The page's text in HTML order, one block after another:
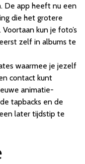
De app heeft nu een
die het grotere
kun je foto’s
zelf in albums te
waarmee je jezelf
contact kunt
animatie-
tapbacks en de
later tijdstip te